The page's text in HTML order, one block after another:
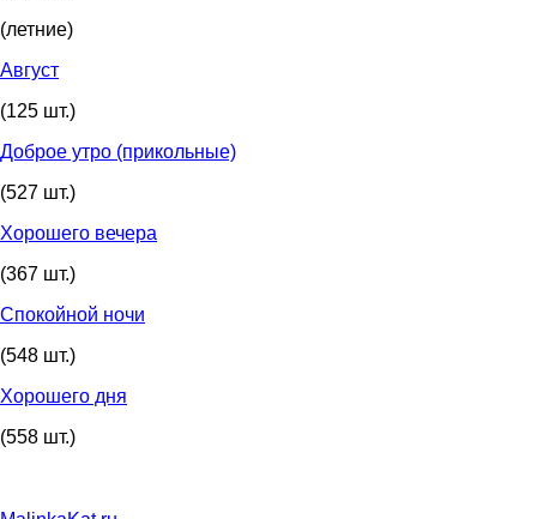
(летние)
Август
(125 шт.)
Доброе утро (прикольные)
(527 шт.)
Хорошего вечера
(367 шт.)
Спокойной ночи
(548 шт.)
Хорошего дня
(558 шт.)